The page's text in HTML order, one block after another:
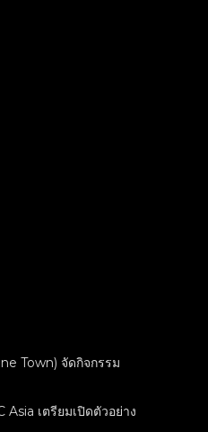
Town) จัดกิจกรรม
Asia เตรียมเปิดตัวอย่าง